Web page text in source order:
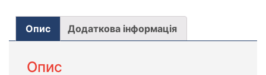
Опис Додаткова інформація
Опис